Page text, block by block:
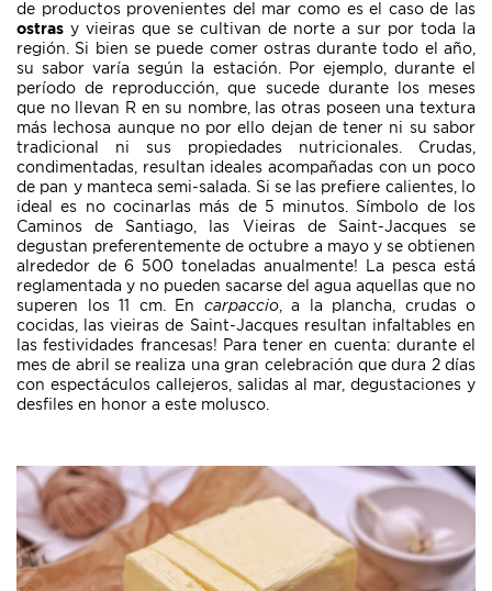
de productos provenientes del mar como es el caso de las
ostras y vieiras que se cultivan de norte a sur por toda la
región. Si bien se puede comer ostras durante todo el año,
su sabor varía según la estación. Por ejemplo, durante el
período de reproducción, que sucede durante los meses
que no llevan R en su nombre, las otras poseen una textura
más lechosa aunque no por ello dejan de tener ni su sabor
tradicional ni sus propiedades nutricionales. Crudas,
condimentadas, resultan ideales acompañadas con un poco
de pan y manteca semi-salada. Si se las prefiere calientes, lo
ideal es no cocinarlas más de 5 minutos. Símbolo de los
Caminos de Santiago, las Vieiras de Saint-Jacques se
degustan preferentemente de octubre a mayo y se obtienen
alrededor de 6 500 toneladas anualmente! La pesca está
reglamentada y no pueden sacarse del agua aquellas que no
superen los 11 cm. En carpaccio, a la plancha, crudas o
cocidas, las vieiras de Saint-Jacques resultan infaltables en
las festividades francesas! Para tener en cuenta: durante el
mes de abril se realiza una gran celebración que dura 2 días
con espectáculos callejeros, salidas al mar, degustaciones y
desfiles en honor a este molusco.